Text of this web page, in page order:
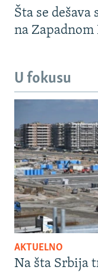
Šta se
na Zapadnom
U fokusu
AKTUELNO
Na šta Srbija